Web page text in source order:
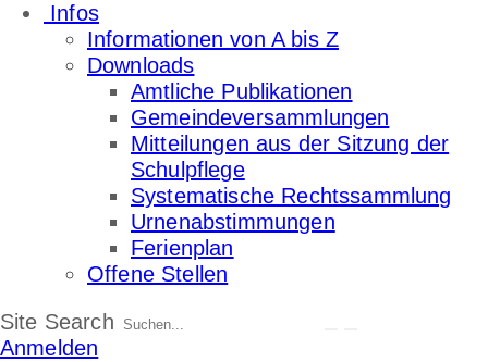
Infos
Informationen von A bis Z
Downloads
Amtliche Publikationen
Gemeindeversammlungen
Mitteilungen aus der Sitzung der
Schulpflege
Systematische Rechtssammlung
Urnenabstimmungen
Ferienplan
Offene Stellen
Site Search
Anmelden